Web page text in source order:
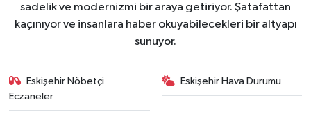
sadelik ve modernizmi bir araya getiriyor. Şatafattan
kaçınıyor ve insanlara haber okuyabilecekleri bir altyapı
sunuyor.
Eskişehir Nöbetçi
Eczaneler
Eskişehir Hava Durumu